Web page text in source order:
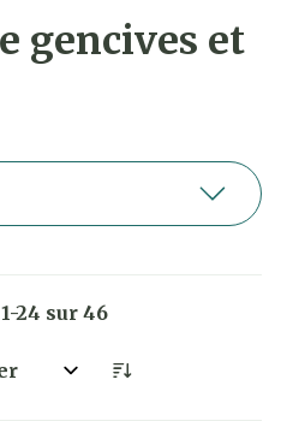
gencives et
1-24 sur 46